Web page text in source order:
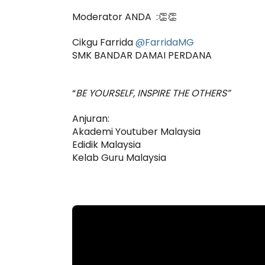
Moderator ANDA  :👏👏
Cikgu Farrida@FarridaMG
SMK BANDAR DAMAI PERDANA
“BE YOURSELF, INSPIRE THE OTHERS”
Anjuran:
Akademi Youtuber Malaysia
Edidik Malaysia
Kelab Guru Malaysia
[LIVE] PRINSIP PERAKAUNAN,
TUNTAS SOALAN 1 TRIAL
8 hari yang lalu
SIRI 7 :
PENYELAMAT